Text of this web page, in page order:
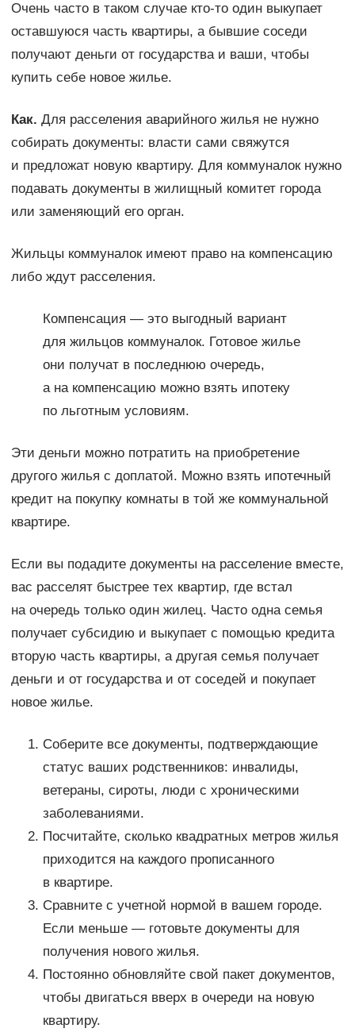
Очень часто в таком случае кто-то один выкупает
оставшуюся часть квартиры, а бывшие соседи
получают деньги от государства и ваши, чтобы
купить себе новое жилье.
Как. Для расселения аварийного жилья не нужно
собирать документы: власти сами свяжутся
и предложат новую квартиру. Для коммуналок нужно
подавать документы в жилищный комитет города
или заменяющий его орган.
Жильцы коммуналок имеют право на компенсацию
либо ждут расселения.
Компенсация — это выгодный вариант
для жильцов коммуналок. Готовое жилье
они получат в последнюю очередь,
а на компенсацию можно взять ипотеку
по льготным условиям.
Эти деньги можно потратить на приобретение
другого жилья с доплатой. Можно взять ипотечный
кредит на покупку комнаты в той же коммунальной
квартире.
Если вы подадите документы на расселение вместе,
вас расселят быстрее тех квартир, где встал
на очередь только один жилец. Часто одна семья
получает субсидию и выкупает с помощью кредита
вторую часть квартиры, а другая семья получает
деньги и от государства и от соседей и покупает
новое жилье.
Соберите все документы, подтверждающие
статус ваших родственников: инвалиды,
ветераны, сироты, люди с хроническими
заболеваниями.
Посчитайте, сколько квадратных метров жилья
приходится на каждого прописанного
в квартире.
Сравните с учетной нормой в вашем городе.
Если меньше — готовьте документы для
получения нового жилья.
Постоянно обновляйте свой пакет документов,
чтобы двигаться вверх в очереди на новую
квартиру.